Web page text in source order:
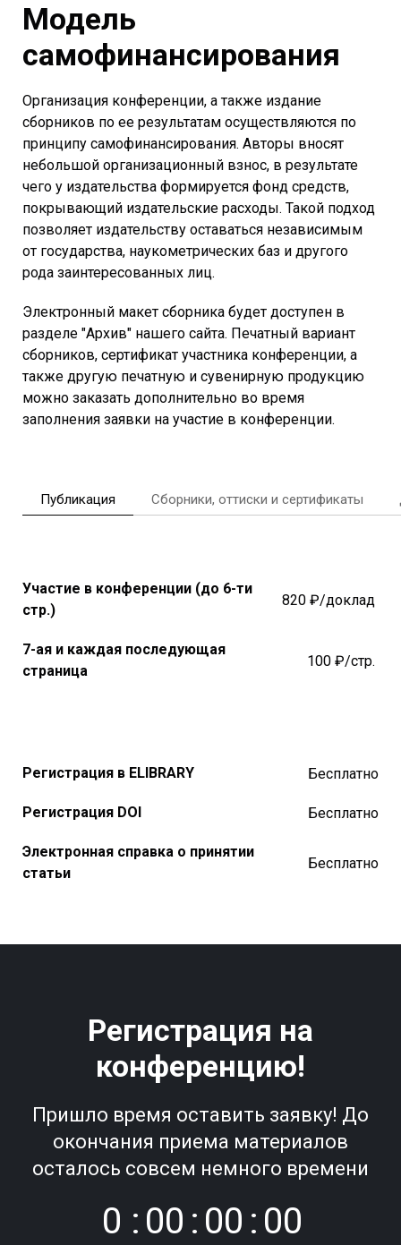
Модель
самофинансирования
Организация конференции, а также издание
сборников по ее результатам осуществляются по
принципу самофинансирования. Авторы вносят
небольшой организационный взнос, в результате
чего у издательства формируется фонд средств,
покрывающий издательские расходы. Такой подход
позволяет издательству оставаться независимым
от государства, наукометрических баз и другого
рода заинтересованных лиц.
Электронный макет сборника будет доступен в
разделе "Архив" нашего сайта. Печатный вариант
сборников, сертификат участника конференции, а
также другую печатную и сувенирную продукцию
можно заказать дополнительно во время
заполнения заявки на участие в конференции.
Публикация Сборники, оттиски и сертификаты
Участие в конференции (до 6-ти
стр.)
820 ₽/доклад
7-ая и каждая последующая
страница
100 ₽/стр.
Регистрация в ELIBRARY Бесплатно
Регистрация DOI Бесплатно
Электронная справка о принятии
статьи
Бесплатно
Регистрация на
конференцию!
Пришло время оставить заявку! До
окончания приема материалов
осталось совсем немного времени
0 : 00 : 00 : 00